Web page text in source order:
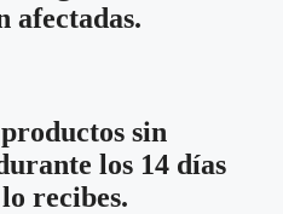
afectadas.
sin
los 14 días
recibes.